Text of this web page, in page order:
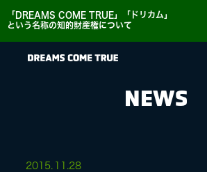
「DREAMS COME TRUE」「ドリカム」
という名称の知的財産権について
NEWS
2015. 11.28